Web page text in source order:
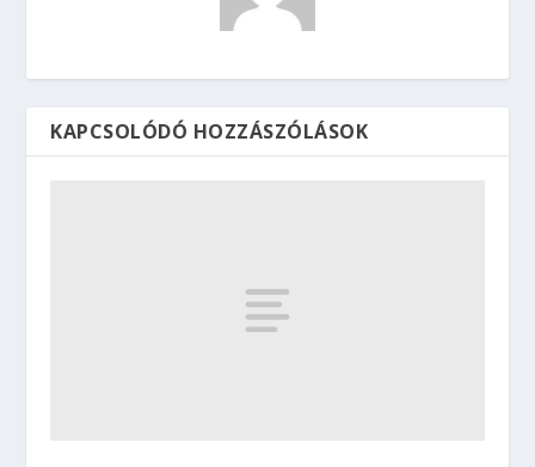
KAPCSOLÓDÓ HOZZÁSZÓLÁSOK